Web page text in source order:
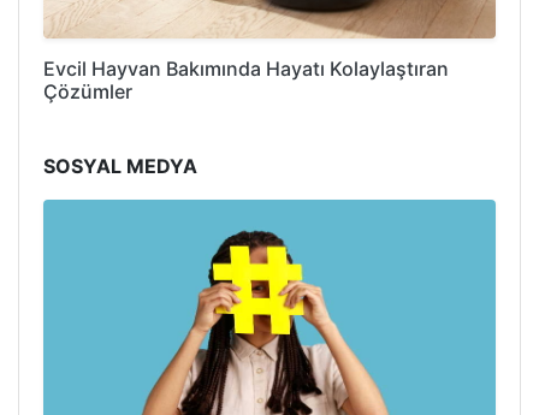
Evcil Hayvan Bakımında Hayatı Kolaylaştıran
Çözümler
SOSYAL MEDYA